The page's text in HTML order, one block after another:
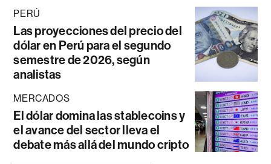
PERÚ
Las proyecciones del precio del
dólar en Perú para el segundo
semestre de 2026, según
analistas
MERCADOS
El dólar domina las stablecoins y
el avance del sector lleva el
debate más allá del mundo cripto